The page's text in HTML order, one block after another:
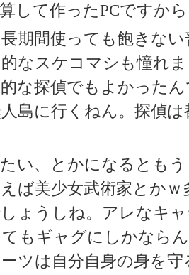
して作ったPCですか
期間使っても飽きな
なスケコマシも憧れ
な探偵でもよかった
島に行くねん。探偵
い、とかになるとも
ば美少女武術家とか
ょうしね。アレなキ
もギャグにしかなら
ツは自分自身の身を